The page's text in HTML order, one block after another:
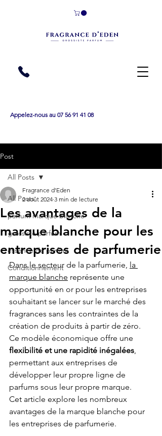
Appelez-nous au 07 56 91 41 08
Post
All Posts
parfum marque blanche
grossiste parfum
essence de parfum
Conditionnement
All Posts
Les avantages de la
marque blanche pour les
entreprises de parfumerie
Fragrance d'Eden
2 août 2024 3 min de lecture
Dans le secteur de la parfumerie, la
marque blanche représente une
opportunité en or pour les entreprises
souhaitant se lancer sur le marché des
fragrances sans les contraintes de la
création de produits à partir de zéro.
Ce modèle économique offre une
flexibilité et une rapidité inégalées,
permettant aux entreprises de
développer leur propre ligne de
parfums sous leur propre marque.
Cet article explore les nombreux
avantages de la marque blanche pour
les entreprises de parfumerie.